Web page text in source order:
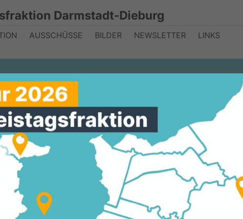
Darmstadt-Dieburg
AUSSCHÜSSE BILDER NEWSLETTER LINKS
für jedes